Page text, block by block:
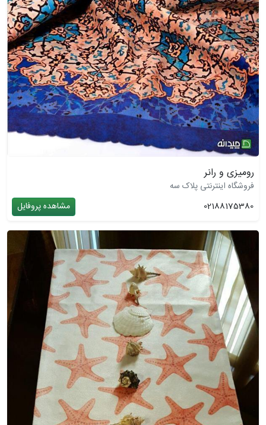
رومیزی و رانر
فروشگاه اینترنتی پلاک سه
02188175380
مشاهده پروفایل